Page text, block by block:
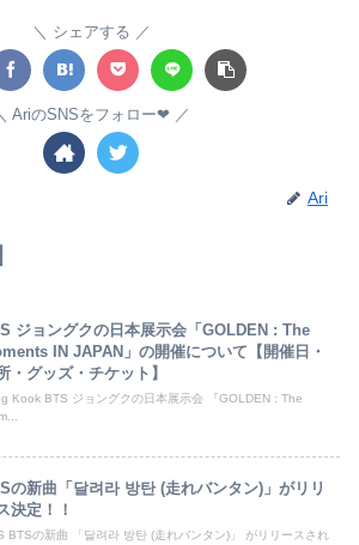
シェアする
AriのSNSをフォロー❤︎
Ari
ジョングクの日本展示会「GOLDEN : The
IN JAPAN」の開催について【開催日・
・グッズ・チケット】
Kook BTS ジョングクの日本展示会 『GOLDEN : The
の新曲「달려라 방탄 (走れバンタン)」がリリ
決定！！
BTSの新曲 「달려라 방탄 (走れバンタン)」 がリリースされ